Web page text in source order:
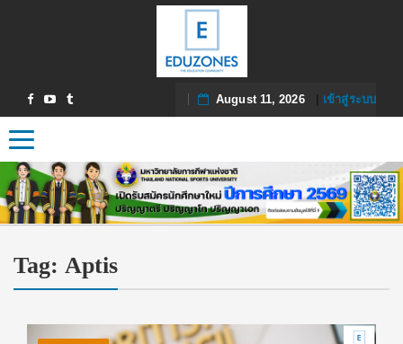
August 11, 2026| เข้าสู่ระบบ
Toggle navigation
Tag: Aptis